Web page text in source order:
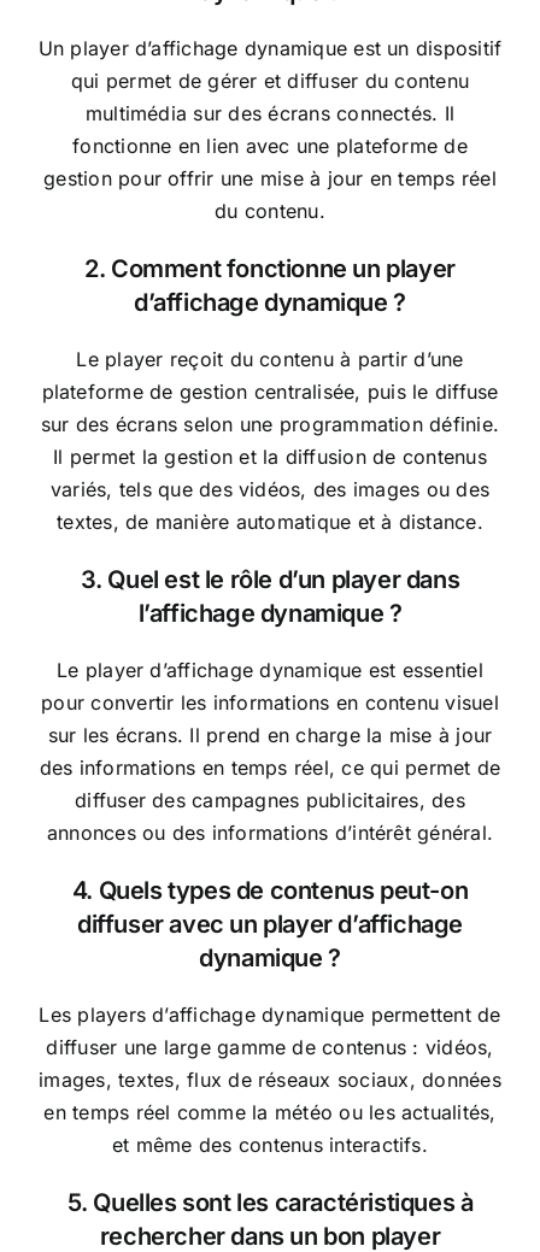
Un player d’affichage dynamique est un dispositif
qui permet de gérer et diffuser du contenu
multimédia sur des écrans connectés. Il
fonctionne en lien avec une plateforme de
gestion pour offrir une mise à jour en temps réel
du contenu.
2. Comment fonctionne un player
d’affichage dynamique ?
Le player reçoit du contenu à partir d’une
plateforme de gestion centralisée, puis le diffuse
sur des écrans selon une programmation définie.
Il permet la gestion et la diffusion de contenus
variés, tels que des vidéos, des images ou des
textes, de manière automatique et à distance.
3. Quel est le rôle d’un player dans
l’affichage dynamique ?
Le player d’affichage dynamique est essentiel
pour convertir les informations en contenu visuel
sur les écrans. Il prend en charge la mise à jour
des informations en temps réel, ce qui permet de
diffuser des campagnes publicitaires, des
annonces ou des informations d’intérêt général.
4. Quels types de contenus peut-on
diffuser avec un player d’affichage
dynamique ?
Les players d’affichage dynamique permettent de
diffuser une large gamme de contenus : vidéos,
images, textes, flux de réseaux sociaux, données
en temps réel comme la météo ou les actualités,
et même des contenus interactifs.
5. Quelles sont les caractéristiques à
rechercher dans un bon player